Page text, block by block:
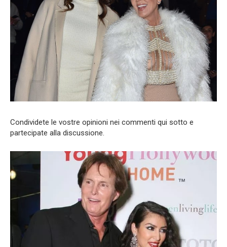
Condividete le vostre opinioni nei commenti qui sotto e
partecipate alla discussione.